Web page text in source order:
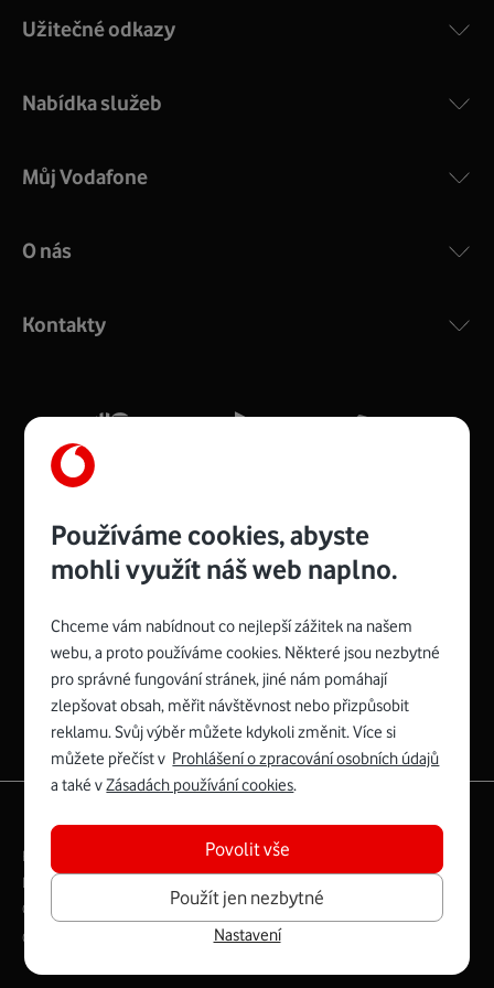
COMPAL CH7465VF
silný signál pro celou domácnost. Kompaktní rozměry 21
Více o COMPAL CH7465VF
Zyxel VMG8623-T50B:
Rozměry modemu jsou 16 x 22 x 7,5 cm (včetně stojánku)
a nabízí 4 gigabitové LAN porty a bezdrátové připojení Wi-
Fi ve verzích 802.11 b/g/n/ac pro frekvenci 2,4 GHz a
Mb/s.
Více o Zyxel VMG8623-T50B
Spojte se s Vodafonem
Užitečné odkazy
Nabídka služeb
Můj Vodafone
O nás
Kontakty
Právní­ podmí­nky
Ochrana soukromí­
Digitální odpovědnost
Ceník
Copyright © 2026 Vodafone Czech Republic a.s.
Používáme cookies, abyste
mohli využít náš web naplno.
Chceme vám nabídnout co nejlepší zážitek na našem
webu, a proto používáme cookies. Některé jsou nezbytné
pro správné fungování stránek, jiné nám pomáhají
zlepšovat obsah, měřit návštěvnost nebo přizpůsobit
reklamu. Svůj výběr můžete kdykoli změnit. Více si
můžete přečíst v Prohlášení o zpracování osobních údajů
a také vZásadách používání cookies.
Použít jen nezbytné
Povolit vše
Nastavení